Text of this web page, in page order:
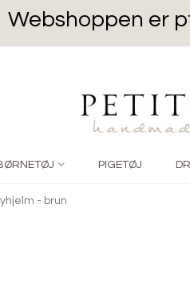
Webshoppen er
PIGETØJ
- brun